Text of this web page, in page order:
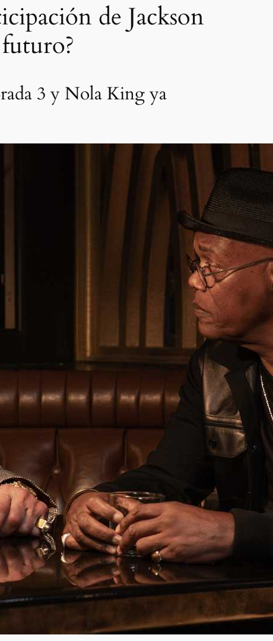
de Jackson
3 y Nola King ya